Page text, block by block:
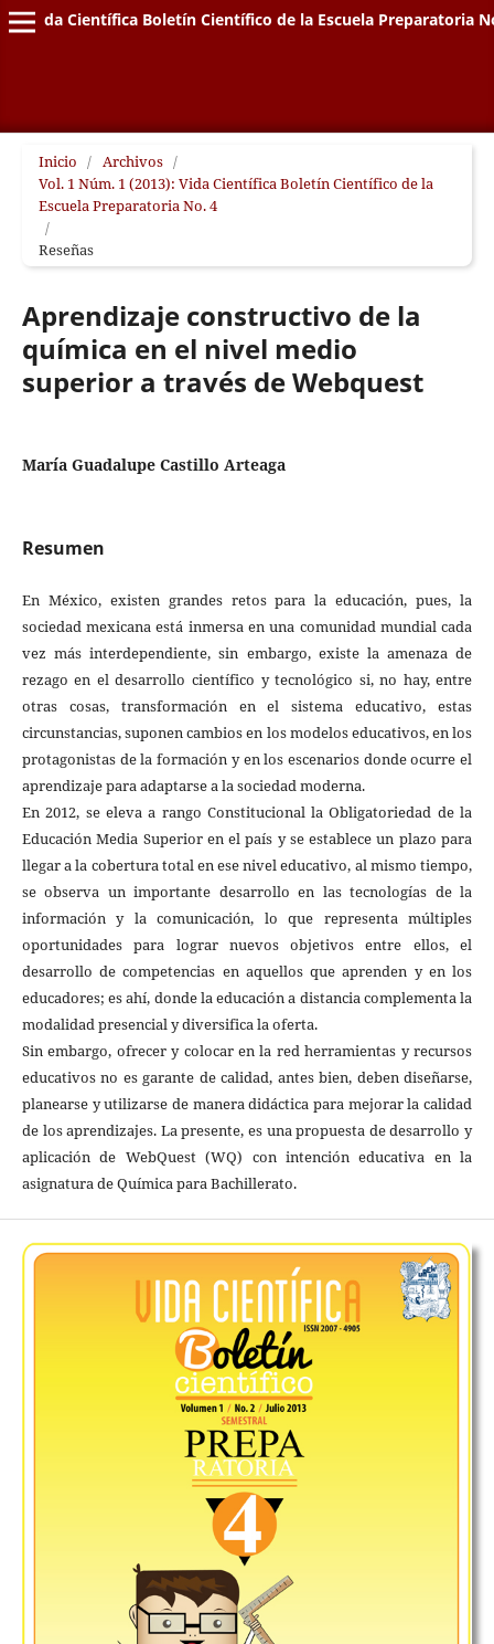
Vida Científica Boletín Científico de la Escuela Preparatoria
Inicio / Archivos /
Vol. 1 Núm. 1 (2013): Vida Científica Boletín Científico de la
Escuela Preparatoria No. 4
/
Reseñas
Aprendizaje constructivo de la
química en el nivel medio
superior a través de Webquest
María Guadalupe Castillo Arteaga
Resumen
En México, existen grandes retos para la educación, pues, la
sociedad mexicana está inmersa en una comunidad mundial cada
vez más interdependiente, sin embargo, existe la amenaza de
rezago en el desarrollo científico y tecnológico si, no hay, entre
otras cosas, transformación en el sistema educativo, estas
circunstancias, suponen cambios en los modelos educativos, en los
protagonistas de la formación y en los escenarios donde ocurre el
aprendizaje para adaptarse a la sociedad moderna.
En 2012, se eleva a rango Constitucional la Obligatoriedad de la
Educación Media Superior en el país y se establece un plazo para
llegar a la cobertura total en ese nivel educativo, al mismo tiempo,
se observa un importante desarrollo en las tecnologías de la
información y la comunicación, lo que representa múltiples
oportunidades para lograr nuevos objetivos entre ellos, el
desarrollo de competencias en aquellos que aprenden y en los
educadores; es ahí, donde la educación a distancia complementa la
modalidad presencial y diversifica la oferta.
Sin embargo, ofrecer y colocar en la red herramientas y recursos
educativos no es garante de calidad, antes bien, deben diseñarse,
planearse y utilizarse de manera didáctica para mejorar la calidad
de los aprendizajes. La presente, es una propuesta de desarrollo y
aplicación de WebQuest (WQ) con intención educativa en la
asignatura de Química para Bachillerato.